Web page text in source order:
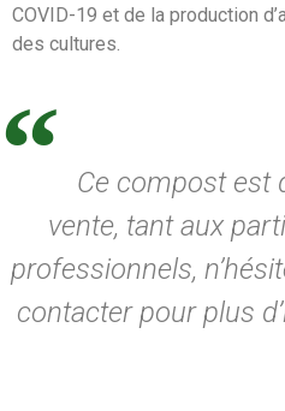
COVID-19 et de la production
des cultures.
Ce compost est
vente, tant aux
professionnels,
contacter pour plus